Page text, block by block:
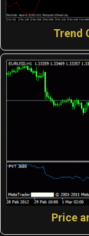
Trend
Price